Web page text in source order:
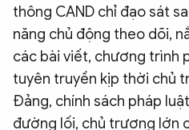
thông CAND chỉ đạo sát
năng chủ động theo dõi,
các bài viết, chương trình
tuyên truyền kịp thời chủ
Đảng, chính sách pháp
đường lối, chủ trương lớn